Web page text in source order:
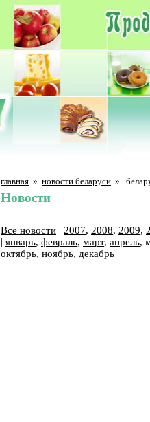
главная » новости беларуси »
Новости
Все новости | 2007, 2008, 2009,
| январь, февраль, март, апрель,
октябрь, ноябрь, декабрь